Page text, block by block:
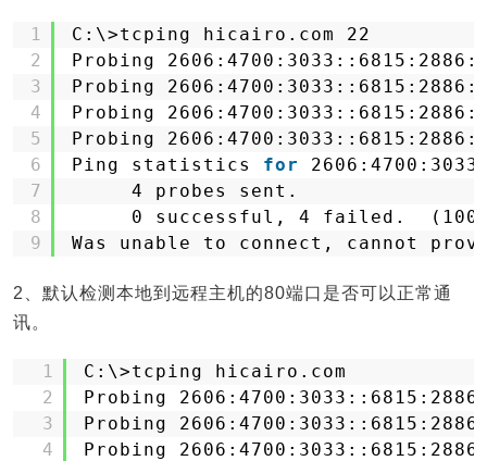
1
2
3
4
5
6
7
8
9
C:\>tcping hicairo.com 22
Probing
Probing
Probing
Probing
Ping statistics for
4 probes sent.
0 successful, 4 failed.
Was unable to connect, cannot
2、默认检测本地到远程主机的80端口是否可以正常通
讯。
1
2
3
4
C:\>tcping hicairo.com
Probing
Probing
Probing